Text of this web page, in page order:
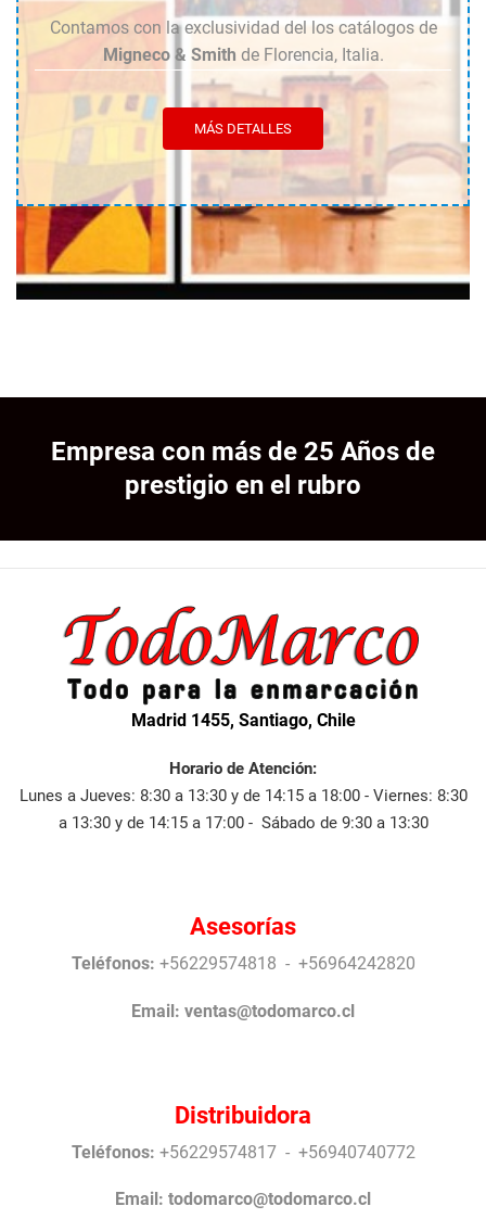
Contamos con la exclusividad del los catálogos de
Migneco & Smith de Florencia, Italia.
MÁS DETALLES
Empresa con más de 25 Años de
prestigio en el rubro
Madrid 1455, Santiago, Chile
Horario de Atención:
Lunes a Jueves: 8:30 a 13:30 y de 14:15 a 18:00 - Viernes: 8:30
a 13:30 y de 14:15 a 17:00 - Sábado de 9:30 a 13:30
Asesorías
Teléfonos: +56229574818 - +56964242820
Email: ventas@todomarco.cl
Distribuidora
Teléfonos: +56229574817 - +56940740772
Email: todomarco@todomarco.cl